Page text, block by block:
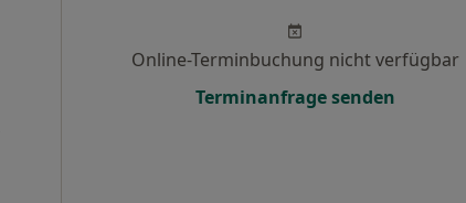
Online-Terminbuchung nicht verfügbar
Terminanfrage senden